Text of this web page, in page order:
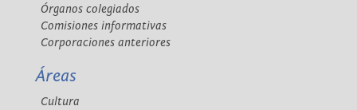
Órganos colegiados
Comisiones informativas
Corporaciones anteriores
Áreas
Cultura